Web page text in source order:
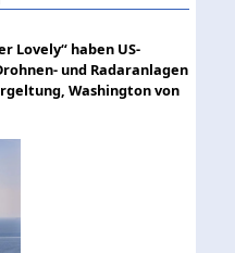
Lovely“ haben US-
und Radaranlagen
Washington von